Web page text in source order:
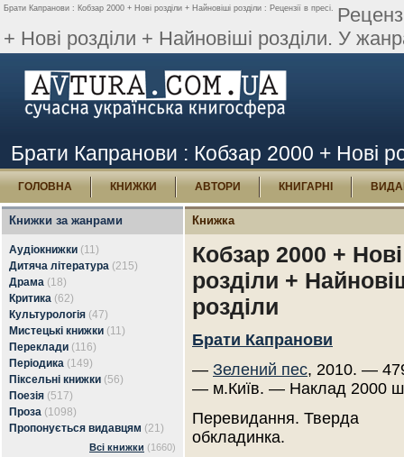
Брати Капранови : Кобзар 2000 + Нові розділи + Найновіші розділи : Рецензії в пресі.
+ Нові розділи + Найновіші розділи. У
Брати Капранови : Кобзар 2000 + Нові
ГОЛОВНА КНИЖКИ АВТОРИ КНИГАРНІ
Книжки за жанрами
Аудіокнижки (11)
Дитяча література (215)
Драма (18)
Критика (62)
Культурологія (47)
Мистецькі книжки (11)
Переклади (116)
Періодика (149)
Піксельні книжки (56)
Поезія (517)
Проза (1098)
Пропонується видавцям (21)
Всі книжки (1660)
Книжка
Кобзар 2000 + Нові
розділи +
розділи
Брати Капранови
— Зелений пес, 2010. —
— м.Київ. — Наклад 2000
Перевидання. Тверда
обкладинка.